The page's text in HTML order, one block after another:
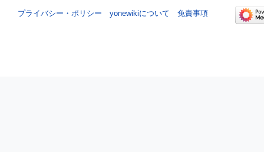
プライバシー・ポリシー yonewikiについて 免責事項